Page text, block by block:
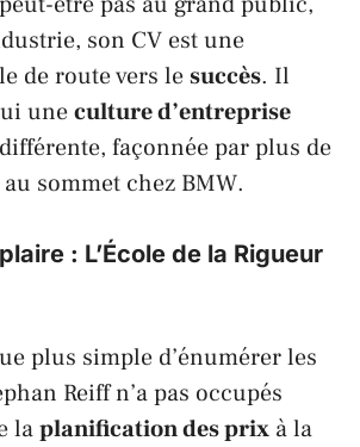
son CV est une
de route vers lesuccès. Il
uneculture d’entreprise
façonnée par plus de
sommet chez BMW.
: L’École de la Rigueur
plus simple d’énumérer les
Reiffn’apas occupés
laplanification des prix à la